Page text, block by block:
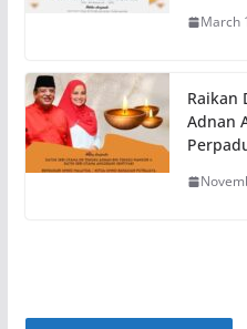
March
Raikan
Adnan